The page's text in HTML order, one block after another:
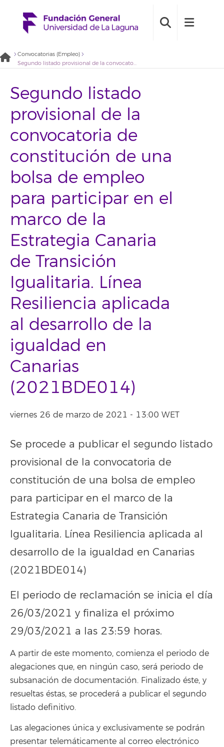
Convocatorias (Empleo)
Segundo listado provisional de la convocatoria de constitución de una bolsa de empleo para participar en el marco de la Estrategia Canaria de Transición Igualitaria. Línea Resiliencia aplicada al desarrollo de la igualdad en Canarias (2021BDE014)
Segundo listado
provisional de la
convocatoria de
constitución de una
bolsa de empleo
para participar en el
marco de la
Estrategia Canaria
de Transición
Igualitaria. Línea
Resiliencia aplicada
al desarrollo de la
igualdad en
Canarias
(2021BDE014)
viernes 26 de marzo de 2021 - 13:00 WET
Se procede a publicar el segundo listado
provisional de la convocatoria de
constitución de una bolsa de empleo
para participar en el marco de la
Estrategia Canaria de Transición
Igualitaria. Línea Resiliencia aplicada al
desarrollo de la igualdad en Canarias
(2021BDE014)
El periodo de reclamación se inicia el día
26/03/2021 y finaliza el próximo
29/03/2021 a las 23:59 horas.
A partir de este momento, comienza el periodo de
alegaciones que, en ningún caso, será periodo de
subsanación de documentación. Finalizado éste, y
resueltas éstas, se procederá a publicar el segundo
listado definitivo.
Las alegaciones única y exclusivamente se podrán
presentar telemáticamente al correo electrónico